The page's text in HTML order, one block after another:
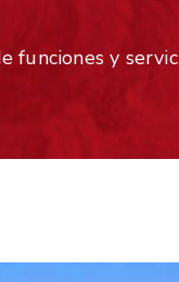
funciones y